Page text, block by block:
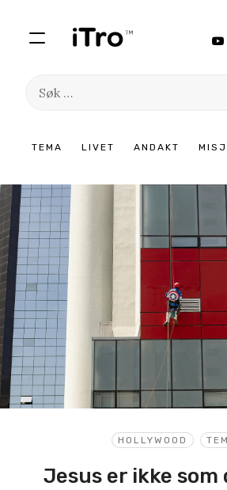
TEMA LIVET ANDAKT
Søk
innhold
HOLLYWOOD
Jesus er ikke som